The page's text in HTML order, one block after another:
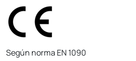
Según norma EN 1090